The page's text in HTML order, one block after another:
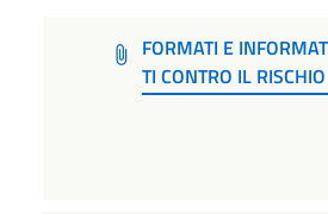
FORMATI E
TI CONTRO IL RISCHIO